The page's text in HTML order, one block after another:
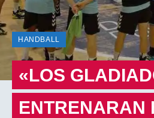
HANDBALL
«LOS
ENTRENARAN